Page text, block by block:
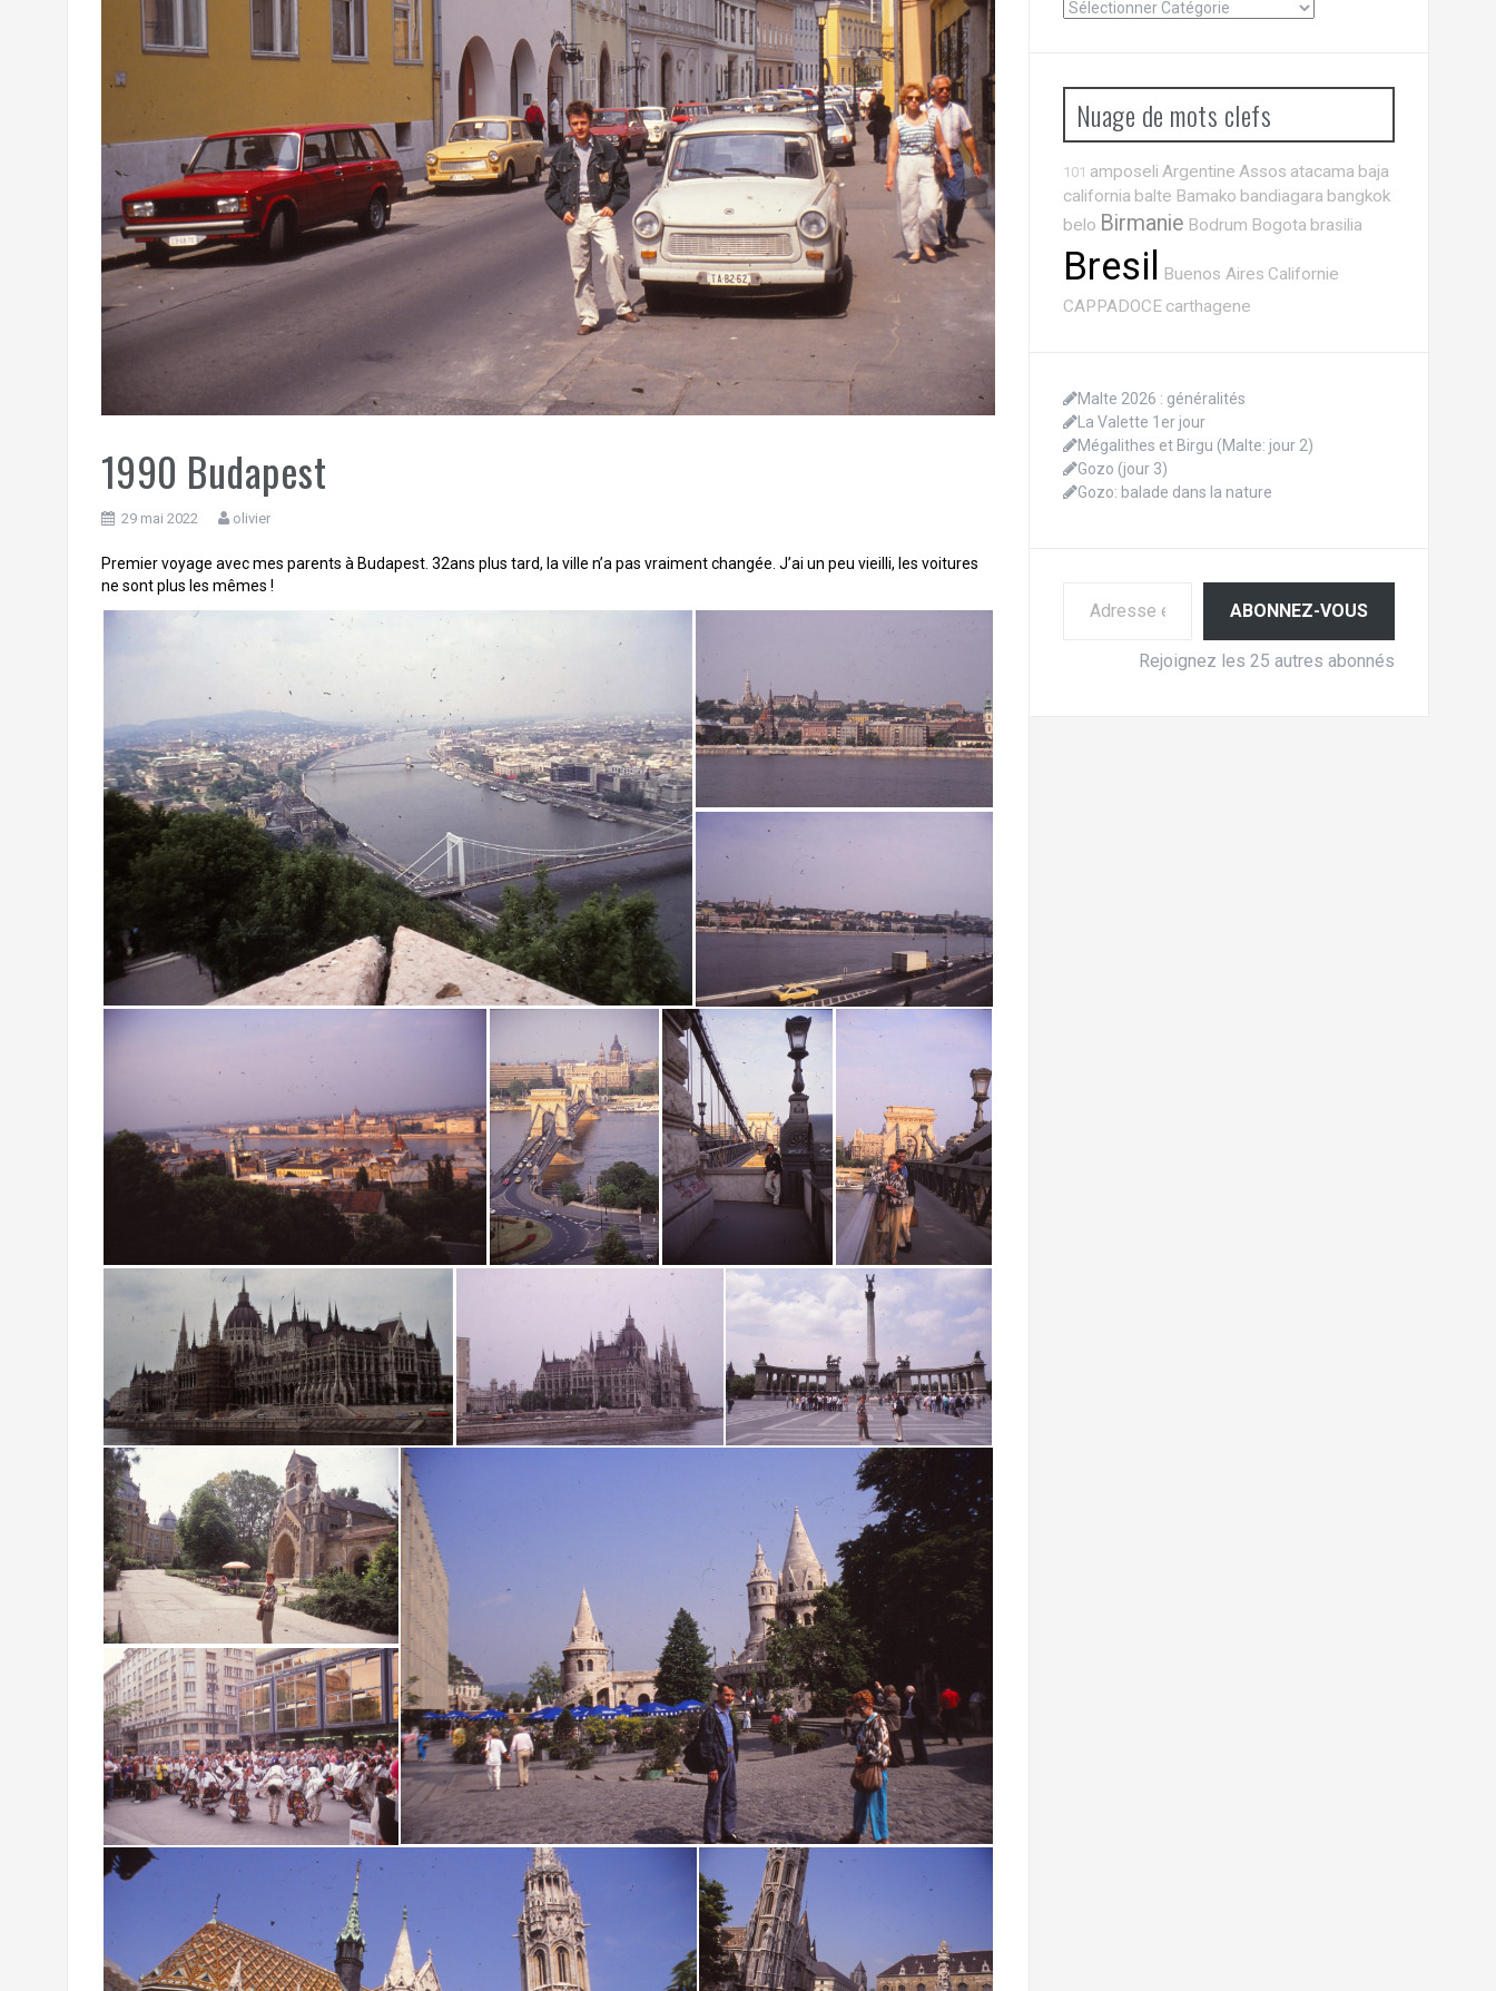
1990 Budapest
29 mai 2022 olivier
Premier voyage avec mes parents à Budapest. 32ans plus tard, la ville n’a pas vraiment changée. J’ai un peu vieilli, les voitures
ne sont plus les mêmes !
Nuage de mots clefs
101 amposeli Argentine Assos atacama baja
california balte Bamako bandiagara bangkok
belo Birmanie Bodrum Bogota brasilia
Bresil Buenos Aires Californie
CAPPADOCE carthagene
Malte 2026 : généralités
La Valette 1er jour
Mégalithes et Birgu (Malte: jour 2)
Gozo (jour 3)
Gozo: balade dans la nature
ABONNEZ-VOUS
Rejoignez les 25 autres abonnés